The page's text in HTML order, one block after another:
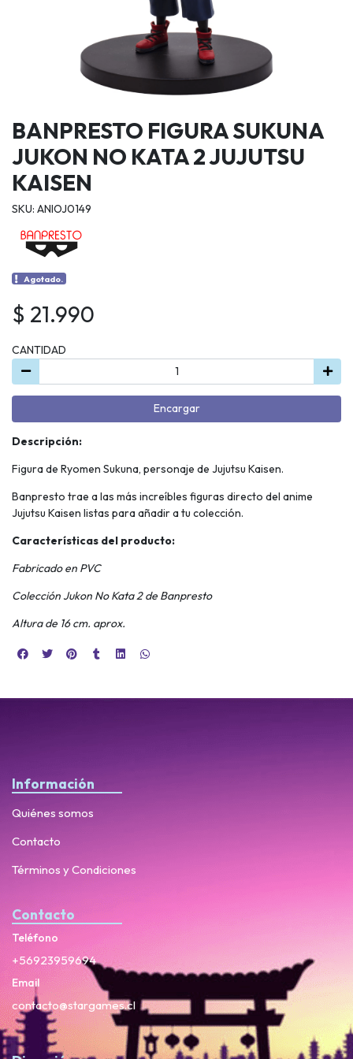
BANPRESTO FIGURA SUKUNA
JUKON NO KATA 2 JUJUTSU
KAISEN
SKU: ANIOJ0149
Agotado.
$ 21.990
CANTIDAD
Encargar
Descripción:
Figura de Ryomen Sukuna, personaje de Jujutsu Kaisen.
Banpresto trae a las más increíbles figuras directo del anime
Jujutsu Kaisen listas para añadir a tu colección.
Características del producto:
Fabricado en PVC
Colección Jukon No Kata 2 de Banpresto
Altura de 16 cm. aprox.
Información
Quiénes somos
Contacto
Términos y Condiciones
Contacto
Teléfono
+56923959694
Email
contacto@stargames.cl